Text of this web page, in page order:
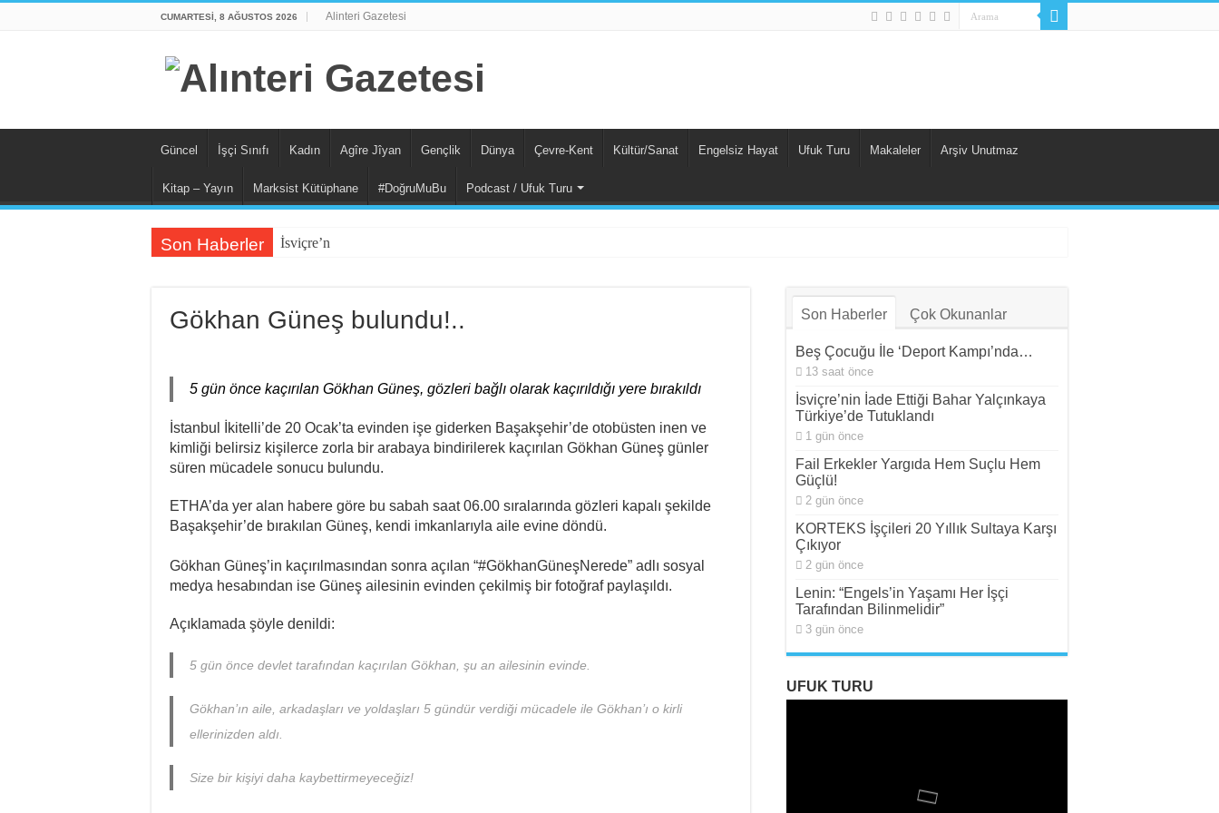
CUMARTESI, 8 AĞUSTOS 2026 Alinteri Gazetesi
Güncel İşçi Sınıfı Kadın Agîre Jîyan Gençlik Dünya Çevre-Kent Kültür/Sanat Engelsiz Hayat Ufuk Turu Makaleler Arşiv Unutmaz
Kitap – Yayın Marksist Kütüphane #DoğruMuBu Podcast / Ufuk Turu
Son Haberler İsviçre’nin İade Ettiğ
Gökhan Güneş bulundu!..
5 gün önce kaçırılan Gökhan Güneş, gözleri bağlı olarak kaçırıldığı yere bırakıldı
İstanbul İkitelli’de 20 Ocak’ta evinden işe giderken Başakşehir’de otobüsten inen ve
kimliği belirsiz kişilerce zorla bir arabaya bindirilerek kaçırılan Gökhan Güneş günler
süren mücadele sonucu bulundu.
ETHA’da yer alan habere göre bu sabah saat 06.00 sıralarında gözleri kapalı şekilde
Başakşehir’de bırakılan Güneş, kendi imkanlarıyla aile evine döndü.
Gökhan Güneş’in kaçırılmasından sonra açılan “#GökhanGüneşNerede” adlı sosyal
medya hesabından ise Güneş ailesinin evinden çekilmiş bir fotoğraf paylaşıldı.
Açıklamada şöyle denildi:
5 gün önce devlet tarafından kaçırılan Gökhan, şu an ailesinin evinde.
Gökhan’ın aile, arkadaşları ve yoldaşları 5 gündür verdiği mücadele ile Gökhan’ı o kirli
ellerinizden aldı.
Size bir kişiyi daha kaybettirmeyeceğiz!
Son Haberler Çok Okunanlar
Beş Çocuğu İle ‘Deport Kampı’nda…
13 saat önce
İsviçre’nin İade Ettiği Bahar Yalçınkaya
Türkiye’de Tutuklandı
1 gün önce
Fail Erkekler Yargıda Hem Suçlu Hem
Güçlü!
2 gün önce
KORTEKS İşçileri 20 Yıllık Sultaya Karşı
Çıkıyor
2 gün önce
Lenin: “Engels’in Yaşamı Her İşçi
Tarafından Bilinmelidir”
3 gün önce
UFUK TURU